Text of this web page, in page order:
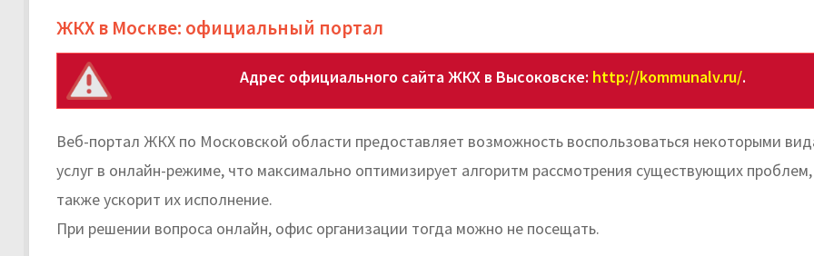
ЖКХ в Москве: официальный портал
Адрес официального сайта ЖКХ в Высоковске: http://kommunalv.ru/.
Веб-портал ЖКХ по Московской области предоставляет возможность воспользоваться некоторыми
услуг в онлайн-режиме, что максимально оптимизирует алгоритм рассмотрения существующих
также ускорит их исполнение.
При решении вопроса онлайн, офис организации тогда можно не посещать.